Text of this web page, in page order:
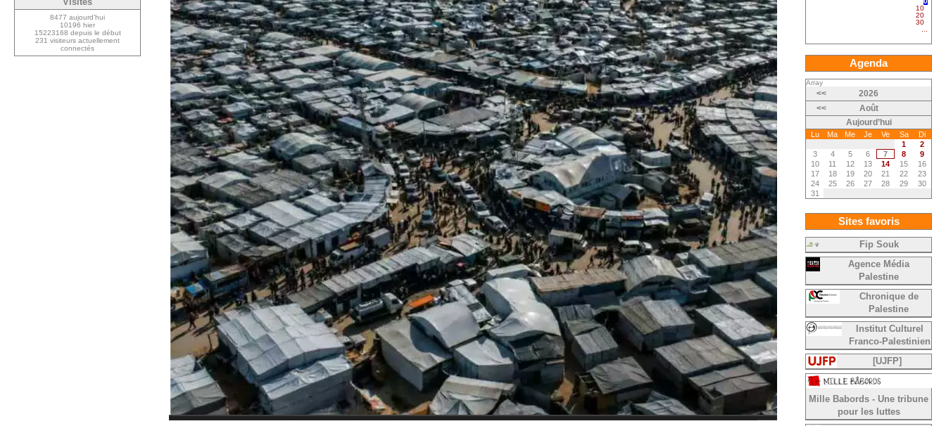
Visites
8477 aujourd’hui
10196 hier
15223168 depuis le début
231 visiteurs actuellement
connectés
10
20
30
Agenda
Array
<<
2026
<<
Août
Aujourd’hui
Lu Ma Me Je Ve Sa
Di
1
2
3
4 5 6 7 8
9
10
11 12 13 14 15
16
17
18 19 20 21 22
23
24
25 26 27 28 29
30
31
Sites favoris
Fip Souk
Agence Média
Palestine
Chronique de
Palestine
Institut Culturel
Franco-Palestinien
[UJFP]
Mille Babords - Une tribune
pour les luttes